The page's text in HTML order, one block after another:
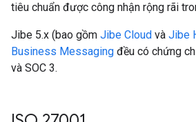
tiêu chuẩn được công nhận rộng rãi
Jibe 5.x (bao gồm Jibe Cloud và Jibe
Business Messaging đều có chứng
và SOC 3.